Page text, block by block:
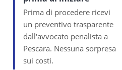
Prima di procedere ricevi
un preventivo trasparente
dall'avvocato penalista a
Pescara. Nessuna sorpresa
sui costi.